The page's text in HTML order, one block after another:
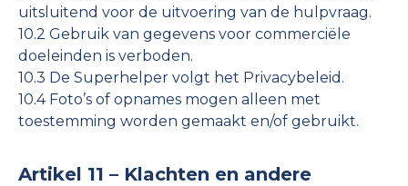
uitsluitend voor de uitvoering van de hulpvraag.
10.2 Gebruik van gegevens voor commerciële
doeleinden is verboden.
10.3 De Superhelper volgt het Privacybeleid.
10.4 Foto’s of opnames mogen alleen met
toestemming worden gemaakt en/of gebruikt.
Artikel 11 – Klachten en andere